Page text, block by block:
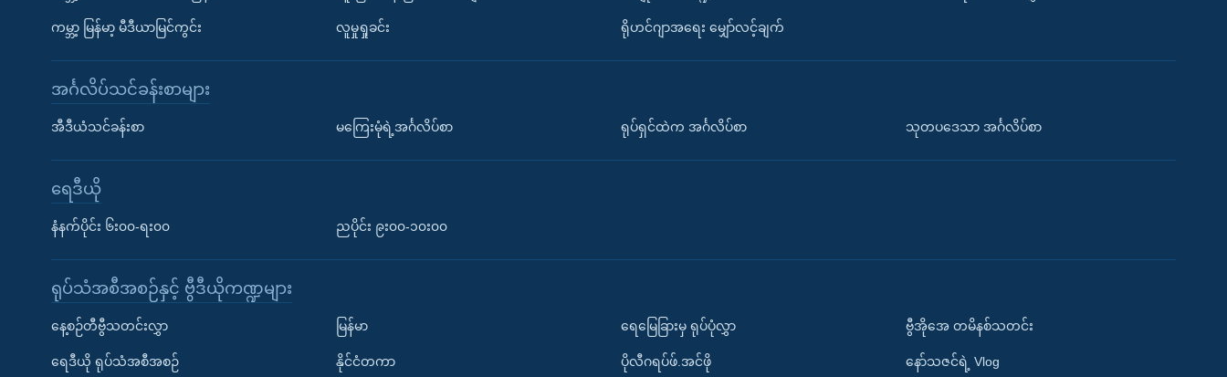
ကမ္ဘာ့ မြန်မာ့ မီဒီယာမြင်ကွင်း လူမှုရှုခင်း ရိုဟင်ဂျာအရေး မျှော်လင့်ချက်
အင်္ဂလိပ်သင်ခန်းစာများ
အီဒီယံသင်ခန်းစာ မကြေးမုံရဲ့အင်္ဂလိပ်စာ ရုပ်ရှင်ထဲက အင်္ဂလိပ်စာ သုတပဒေသာ အင်္ဂလိပ်စာ
ရေဒီယို
နံနက်ပိုင်း ၆း၀၀-ရး၀၀ ညပိုင်း ၉း၀၀-၁၀း၀၀
ရုပ်သံအစီအစဉ်နှင့် ဗွီဒီယိုကဏ္ဍများ
နေ့စဉ်တီဗွီသတင်းလွှာ
ရေဒီယို ရုပ်သံအစီအစဉ်
မြန်မာ
နိုင်ငံတကာ
ရေမြေခြားမှ ရုပ်ပုံလွှာ
ပိုလီဂရပ်ဖ်.အင်ဖို
ဗွီအိုအေ တမိနစ်သတင်း
နော်သဇင်ရဲ့ Vlog